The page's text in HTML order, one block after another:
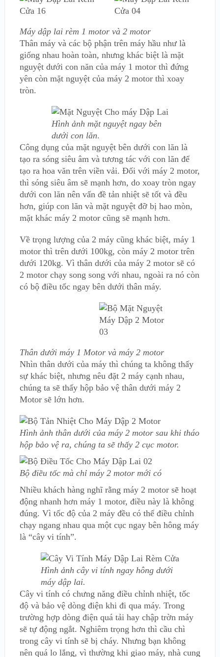
Máy dập lai rèm 1 motor và 2 motor
Thân máy và các bộ phận trên máy hầu như là
giống nhau hoàn toàn, nhưng khác biệt là mặt
nguyệt dưới con năn của máy 1 motor thì đứng
yên còn mặt nguyệt của máy 2 motor thì xoay
tròn.
Hình ảnh mặt nguyệt ngay bên
dưới con lăn.
Công dụng của mặt nguyệt bên dưới con lăn là
tạo ra sóng siêu âm và tương tác với con lăn để
tạo ra hoa văn trên viền vải. Đối với máy 2 motor,
thì sóng siêu âm sẽ mạnh hơn, do xoay tròn ngay
dưới con lăn nên vấn đề tản nhiệt sẽ tốt và đều
hơn, giúp con lăn và mặt nguyệt đỡ bị hao mòn,
mặt khác máy 2 motor cũng sẽ mạnh hơn.
Về trọng lượng của 2 máy cũng khác biệt, máy 1
motor thì trên dưới 100kg, còn máy 2 motor trên
dưới 120kg. Vì thân dưới của máy 2 motor sẽ có
2 motor chạy song song với nhau, ngoài ra nó còn
có bộ điều tốc ngay bên dưới thân máy.
Thân dưới máy 1 Motor và máy 2 motor
Nhìn thân dưới của máy thì chúng ta không thấy
sự khác biệt, nhưng nêu đặt 2 máy cạnh nhau,
chúng ta sẽ thấy hộp bảo vệ thân dưới máy 2
Motor sẽ lớn hơn.
Hình ảnh thân dưới của máy 2 motor sau khi tháo
hộp bảo vệ ra, chúng ta sẽ thấy 2 cục motor.
Bộ điều tốc mà chỉ máy 2 motor mới có
Nhiều khách hàng nghĩ rằng máy 2 motor sẽ hoạt
động nhanh hơn máy 1 motor, điều này là không
đúng. Vì tốc độ của 2 máy đều có thể điều chỉnh
chạy ngang nhau qua một cục ngay bên hông máy
là “cây vi tính”.
Hình ảnh cây vi tính ngay hông dưới
máy dập lai.
Cây vi tính có chưng năng điều chỉnh nhiệt, tốc
độ và bảo vệ dòng điện khi đi qua máy. Trong
trường hợp dòng điện quá tải hay chập trờn máy
sẽ tự động ngắt. Nghiêm trọng hơn thì cầu chì
trong cây vi tính sẽ bị cháy. Nhưng bạn không
nên quá lo lắng, vì thường khi giao máy, nhà cung